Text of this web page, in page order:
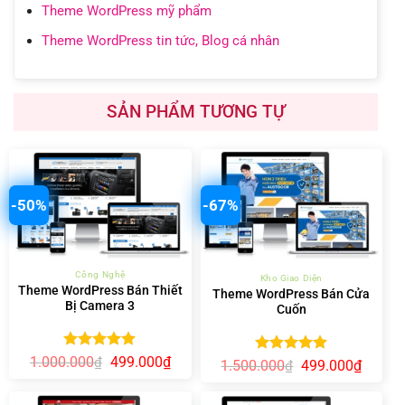
Theme WordPress mỹ phẩm
Theme WordPress tin tức, Blog cá nhân
SẢN PHẨM TƯƠNG TỰ
-50%
Công Nghệ
Theme WordPress Bán Thiết
Bị Camera 3
Được xếp
1.000.000₫ Giá
1.000.000₫.
499.000₫Giá
hiện
-67%
Kho Giao Diện
Theme WordPress Bán Cửa
Cuốn
Được xếp
1.500.000₫ Giá
499.000₫Giá
hiện